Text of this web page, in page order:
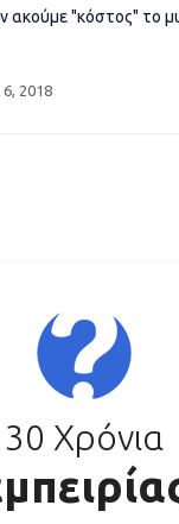
ακούμε "κόστος" το
6, 2018
30 Χρόνια